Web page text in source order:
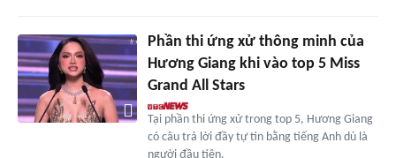
Phần thi ứng xử thông minh của
Hương Giang khi vào top 5 Miss
Grand All Stars
Tại phần thi ứng xử trong top 5, Hương Giang
có câu trả lời đầy tự tin bằng tiếng Anh dù là
người đầu tiên.